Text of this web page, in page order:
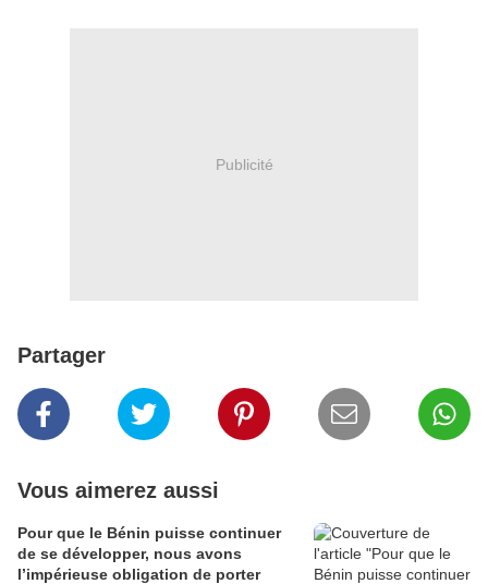
Publicité
Partager
Vous aimerez aussi
Pour que le Bénin puisse continuer
de se développer, nous avons
l’impérieuse obligation de porter